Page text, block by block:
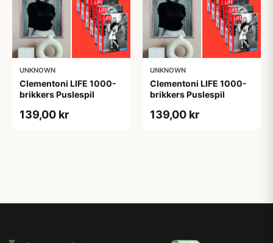
UNKNOWN
Clementoni LIFE 1000-
brikkers Puslespil
139,00 kr
UNKNOWN
Clementoni LIFE 1000-
brikkers Puslespil
139,00 kr